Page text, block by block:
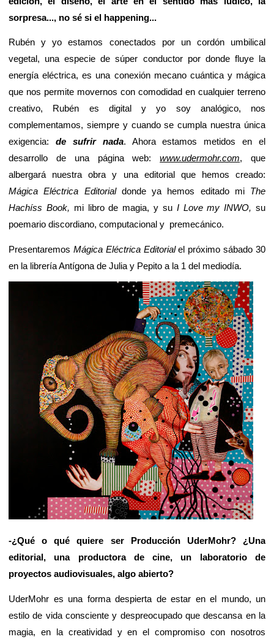
sorpresa..., no sé si el happening...
Rubén y yo estamos conectados por un cordón umbilical
vegetal, una especie de súper conductor por donde fluye la
energía eléctrica, es una conexión mecano cuántica y mágica
que nos permite movernos con comodidad en cualquier terreno
creativo, Rubén es digital y yo soy analógico, nos
complementamos, siempre y cuando se cumpla nuestra única
exigencia: de sufrir nada. Ahora estamos metidos en el
desarrollo de una página web:
www.udermohr.com, que
albergará nuestra obra y una editorial que hemos creado:
Mágica Eléctrica Editorialdonde ya hemos editado mi The
Hachíss Book, mi libro de magia, y su I Love my INWO, su
poemario discordiano, computacional y premecánico.
Presentaremos Mágica Eléctrica Editorialel próximo sábado 30
en la librería Antígona de Julia y Pepito a la 1 del mediodía.
-¿Qué o qué quiere ser Producción UderMohr? ¿Una
editorial, una productora de cine, un laboratorio de
proyectos audiovisuales, algo abierto?
UderMohr es una forma despierta de estar en el mundo, un
estilo de vida consciente y despreocupado que descansa en la
magia, en la creatividad y en el compromiso con nosotros